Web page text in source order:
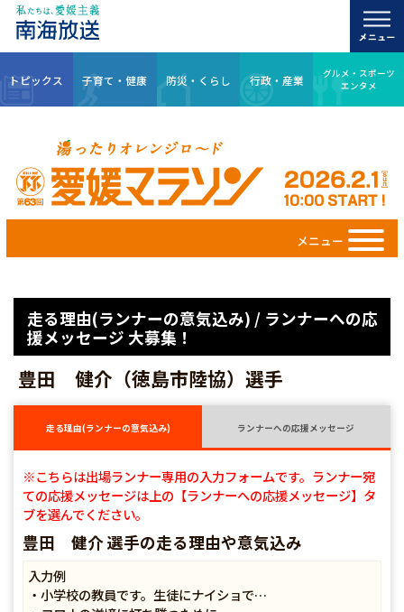
トピックス 子育て・健康 防災・くらし 行政・産業
グルメ・スポーツ
エンタメ
メニュー
走る理由(ランナーの意気込み) / ランナーへの応
援メッセージ 大募集！
豊田 健介（徳島市陸協）選手
走る理由(ランナーの意気込み) ランナーへの応援メッセージ
※こちらは出場ランナー専用の入力フォームです。ランナー宛
ての応援メッセージは上の【ランナーへの応援メッセージ】タ
ブを選んでください。
豊田 健介 選手の走る理由や意気込み
入力例
・小学校の教員です。生徒にナイショで…